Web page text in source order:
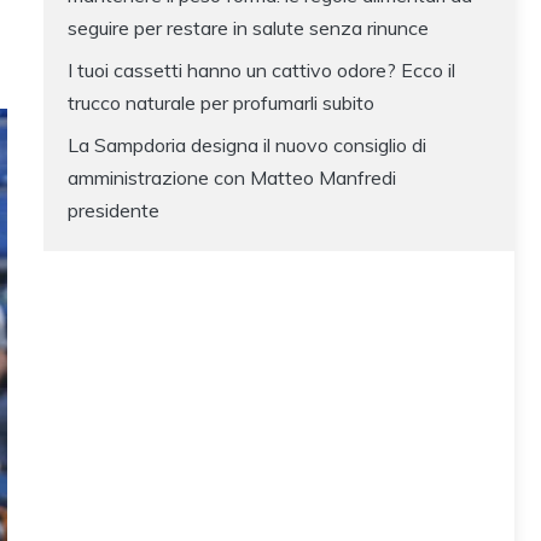
seguire per restare in salute senza rinunce
I tuoi cassetti hanno un cattivo odore? Ecco il
trucco naturale per profumarli subito
La Sampdoria designa il nuovo consiglio di
amministrazione con Matteo Manfredi
presidente